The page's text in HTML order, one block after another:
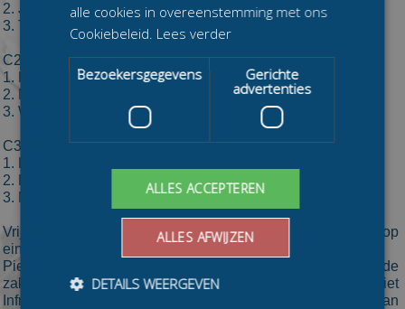
2. Jacqueline Verbrugge
3. Tineke Visser-Abma
C2 Divisie – 35 ronden
1. Kees Boekel
2. Marc de Haas
3. Wim van Leest
C3 Divisie – 20 ronden
1. Lieuwe Mulder
2. Leon de Groot
3. Mathijs Dirksen
Vrijdag 3 februari 2006 (Den Haag) – Van Eck stevent af op
eindoverwinning Van Vliet Cup
Pieter Jan van Eck heeft afgelopen vrijdagavond goede
zaken gedaan in het algemeen klassement van de Van Vliet
Infragroep Marathoncup. Met een ronde voorsprong won Van
alle cookies in overeenstemming met ons
Cookiebeleid. Lees verder
Bezoekersgegevens
Gerichte
advertenties
ALLES ACCEPTEREN
ALLES AFWIJZEN
DETAILS WEERGEVEN